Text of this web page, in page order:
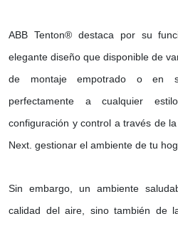
ABB Tenton® destaca por su
elegante diseño que disponible de
de montaje empotrado o en
perfectamente a cualquier
configuración y control a través de
Next. gestionar el ambiente de tu
Sin embargo, un ambiente
calidad del aire, sino también de